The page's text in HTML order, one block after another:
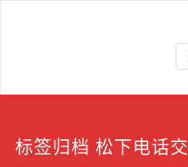
标签归档 松下电话